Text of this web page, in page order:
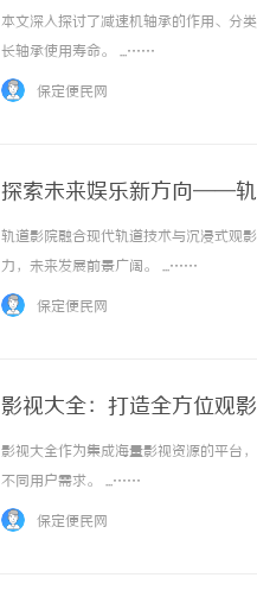
本文深入探讨了减速机轴承的作用、分
长轴承使用寿命。 ...……
保定便民网
探索未来娱乐新方向——轨
轨道影院融合现代轨道技术与沉浸式观
力，未来发展前景广阔。 ...……
保定便民网
影视大全：打造全方位观
影视大全作为集成海量影视资源的平台
不同用户需求。 ...……
保定便民网